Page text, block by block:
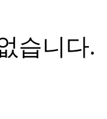
습니다.